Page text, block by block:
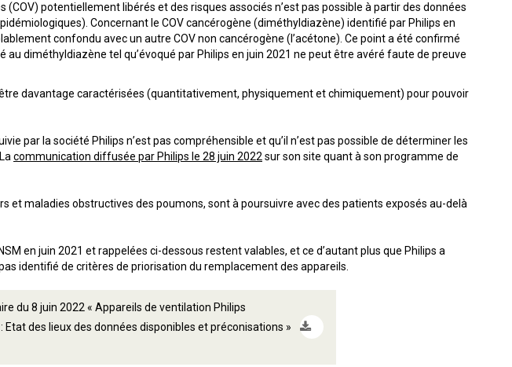
(COV) potentiellement libérés et des risques associés n’est pas possible à partir des données
Concernant le COV cancérogène (diméthyldiazène) identifié par Philips en
confondu avec un autre COV non cancérogène (l’acétone). Ce point a été confirmé
au diméthyldiazène tel qu’évoqué par Philips en juin 2021 ne peut être avéré faute de preuve
davantage caractérisées (quantitativement, physiquement et chimiquement) pour pouvoir
par la société Philips n’est pas compréhensible et qu’il n’est pas possible de déterminer les
communication diffusée par Philips le 28 juin 2022 sur son site quant à son programme de
et maladies obstructives des poumons, sont à poursuivre avec des patients exposés au-delà
en juin 2021 et rappelées ci-dessous restent valables, et ce d’autant plus que Philips a
identifié de critères de priorisation du remplacement des appareils.
du 8 juin 2022 « Appareils de ventilation Philips
Etat des lieux des données disponibles et préconisations »